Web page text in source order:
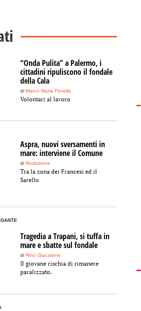
“Onda Pulita” a Palermo, i
cittadini ripuliscono il fondale
della Cala
diMarco Maria Fiorella
Volontari al lavoro
Aspra, nuovi sversamenti in
mare: interviene il Comune
diRedazione
Tra la zona dei Francesi ed il
Sarello
Tragedia a Trapani, si tuffa in
mare e sbatte sul fondale
diRino Giacalone
Il giovane rischia di rimanere
paralizzato.